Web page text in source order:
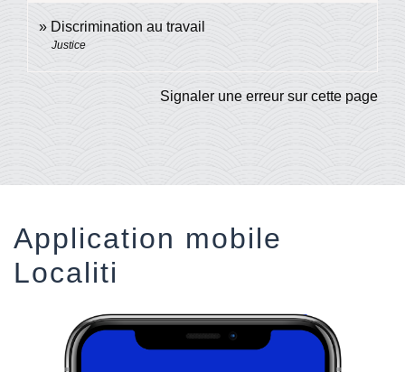
Discrimination au travail
Justice
Signaler une erreur sur cette page
Application mobile
Localiti